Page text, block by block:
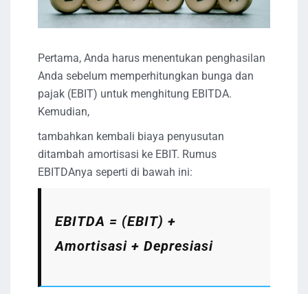
Pertama, Anda harus menentukan penghasilan
Anda sebelum memperhitungkan bunga dan
pajak (EBIT) untuk menghitung EBITDA.
Kemudian,
tambahkan kembali biaya penyusutan
ditambah amortisasi ke EBIT. Rumus
EBITDAnya seperti di bawah ini:
EBITDA = (EBIT) +
Amortisasi + Depresiasi